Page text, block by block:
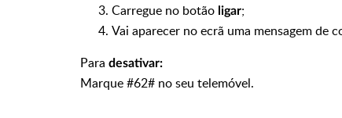
Carregue no botão ligar;
Vai aparecer no ecrã uma mensagem de
Para desativar:
Marque #62# no seu telemóvel.